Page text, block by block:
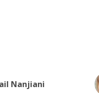
Nanjiani